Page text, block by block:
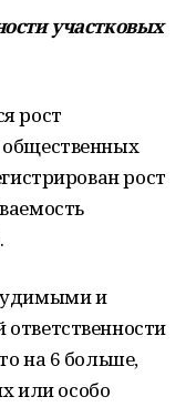
участковых
рост
рост
и
на 6 больше,
или особо